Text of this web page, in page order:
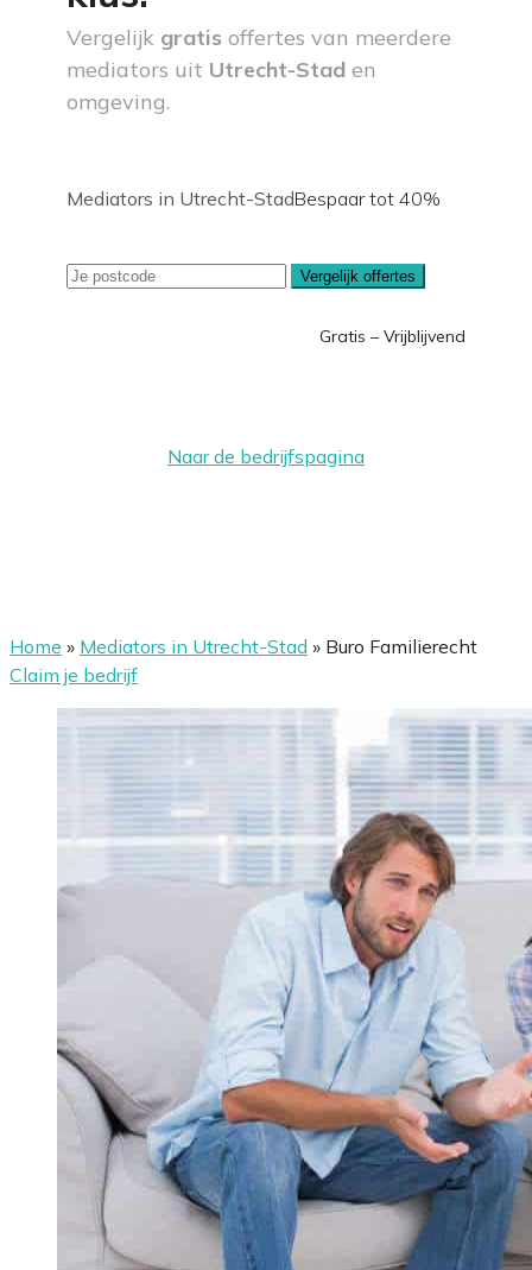
Vergelijk gratis offertes van meerdere
mediators uit Utrecht-Stad en
omgeving.
Mediators in Utrecht-StadBespaar tot 40%
Vergelijk offertes
Gratis – Vrijblijvend
Naar de bedrijfspagina
Home » Mediators in Utrecht-Stad » Buro Familierecht
Claim je bedrijf